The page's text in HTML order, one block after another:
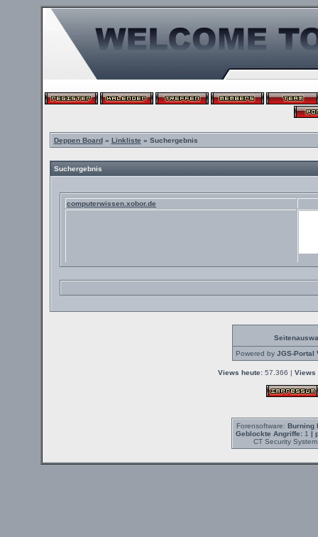
Deppen Board» Linkliste » Suchergebnis
Suchergebnis
computerwissen.xobor.de
Powered by JGS-Portal
Views heute: 57.366 | Views
Forensoftware: Burning
Geblockte Angriffe:1 |
CT Security